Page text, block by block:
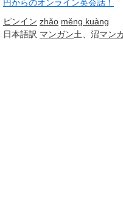
円からのオンライン英会話！
ピンイン zhǎo měng kuàng
日本語訳 マンガン土、沼マン